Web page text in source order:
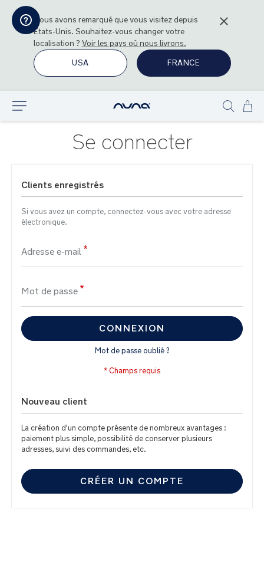
Nous avons remarqué que vous visitez depuis
États-Unis. Souhaitez-vous changer votre
localisation ? Voir les pays où nous livrons.
USA
FRANCE
Se connecter
Clients enregistrés
Si vous avez un compte, connectez-vous avec votre adresse
électronique.
Adresse e-mail
Mot de passe
CONNEXION
Mot de passe oublié ?
Nouveau client
La création d'un compte présente de nombreux avantages :
paiement plus simple, possibilité de conserver plusieurs
adresses, suivi des commandes, etc.
CRÉER UN COMPTE